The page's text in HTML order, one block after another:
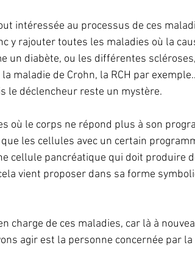
intéressée au processus de ces
y rajouter toutes les maladies où la
un diabète, ou les différentes
maladie de Crohn, la RCH par
le déclencheur reste un mystère.
où le corps ne répond plus à son
les cellules avec un certain
cellule pancréatique qui doit produire
vient proposer dans sa forme
charge de ces maladies, car là à
agir est la personne concernée par la